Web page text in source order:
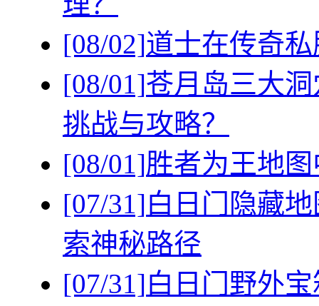
[08/02]道士在传奇
[08/01]苍月岛三大
挑战与攻略？
[08/01]胜者为王地
[07/31]白日门隐藏
索神秘路径
[07/31]白日门野外